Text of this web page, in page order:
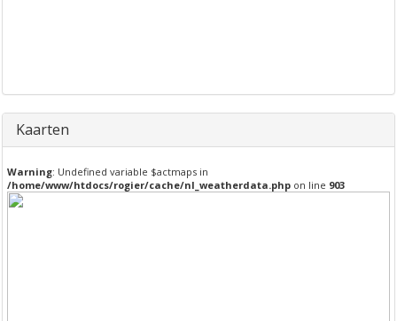
Kaarten
Warning: Undefined variable $actmaps in
/home/www/htdocs/rogier/cache/nl_weatherdata.php on line 903